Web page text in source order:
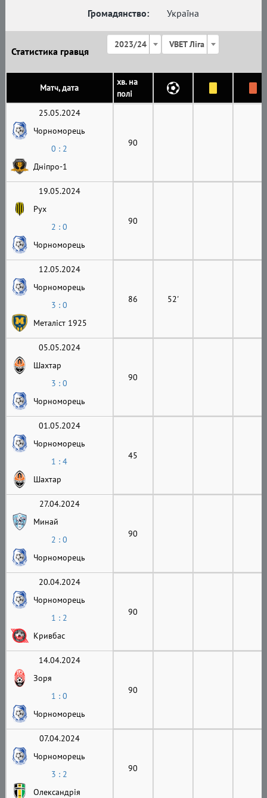
Громадянство:
Україна
Статистика гравця
2023/24 VBET Ліга
Матч, дата
хв. на
полі
25.05.2024
Чорноморець
0 : 2
Дніпро-1
90
19.05.2024
Рух
2 : 0
Чорноморець
90
12.05.2024
Чорноморець
3 : 0
Металіст 1925
86 52'
05.05.2024
Шахтар
3 : 0
Чорноморець
90
01.05.2024
Чорноморець
1 : 4
Шахтар
45
27.04.2024
Минай
2 : 0
Чорноморець
90
20.04.2024
Чорноморець
1 : 2
Кривбас
90
14.04.2024
Зоря
1 : 0
Чорноморець
90
07.04.2024
Чорноморець
3 : 2
Олександрія
90